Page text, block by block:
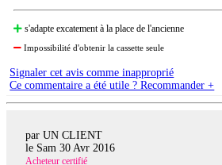
s'adapte excatement à la place de l'ancienne
Impossibilité d'obtenir la cassette seule
Signaler cet avis comme inapproprié
Ce commentaire a été utile ? Recommander +
par UN CLIENT
le Sam 30 Avr 2016
Acheteur certifié